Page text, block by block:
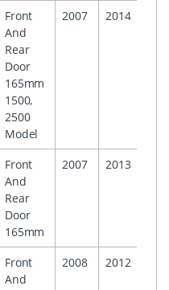
Front
And
Rear
Door
165mm
1500,
2500
Model
2007 2014
Front
And
Rear
Door
165mm
2007 2013
Front
And
2008 2012